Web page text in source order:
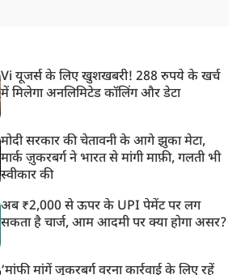
Vi यूजर्स के लिए खुशखबरी! 288 रुपये के खर्च
में मिलेगा अनलिमिटेड कॉलिंग और डेटा
मोदी सरकार की चेतावनी के आगे झुका मेटा,
मार्क ज़ुकरबर्ग ने भारत से मांगी माफ़ी, गलती भी
स्वीकार की
अब ₹2,000 से ऊपर के UPI पेमेंट पर लग
सकता है चार्ज, आम आदमी पर क्या होगा असर?
‘मांफी मांगें जुकरबर्ग वरना कार्रवाई के लिए रहें